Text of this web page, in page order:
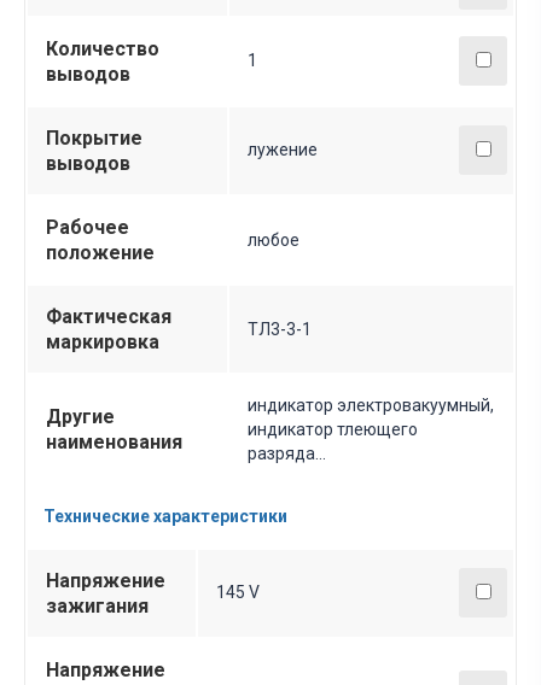
Количество
выводов
1
Покрытие
выводов
лужение
Рабочее
положение
любое
Фактическая
маркировка
ТЛ3-3-1
Другие
наименования
индикатор электровакуумный,
индикатор тлеющего
разряда...
Технические характеристики
Напряжение
зажигания
145 V
Напряжение